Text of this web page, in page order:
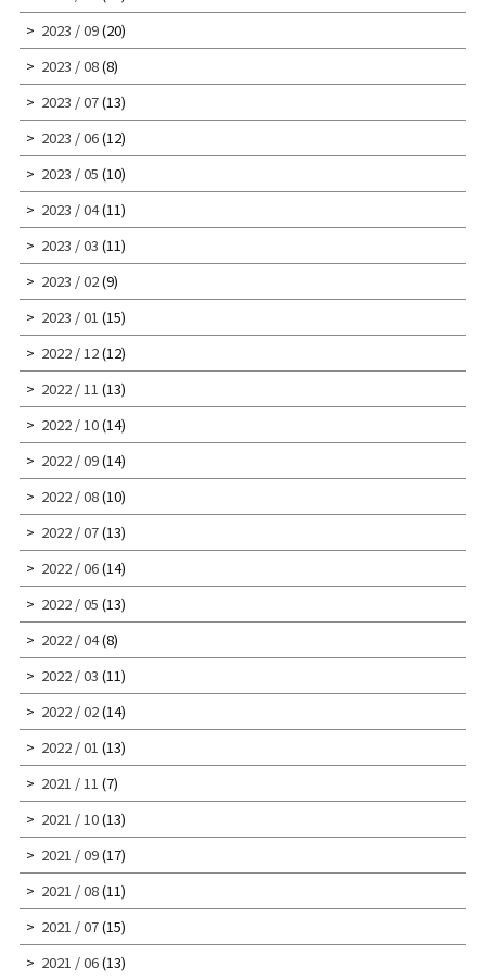
2023 / 09(20)
2023 / 08(8)
2023 / 07(13)
2023 / 06(12)
2023 / 05 (10)
2023 / 04(11)
2023 / 03 (11)
2023 / 02(9)
2023 / 01 (15)
2022 / 12(12)
2022 / 11 (13)
2022 / 10(14)
2022 / 09(14)
2022 / 08(10)
2022 / 07(13)
2022 / 06(14)
2022 / 05 (13)
2022 / 04(8)
2022 / 03 (11)
2022 / 02(14)
2022 / 01 (13)
2021 / 11 (7)
2021 / 10(13)
2021 / 09(17)
2021 / 08(11)
2021 / 07(15)
2021 / 06(13)